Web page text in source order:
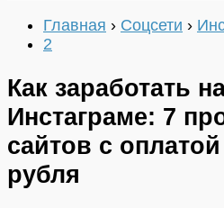
Главная › Соцсети ›
2
Как заработать
Инстаграме: 7
сайтов с
рубля